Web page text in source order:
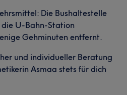
Die Bushaltestelle
U-Bahn-Station
Gehminuten entfernt.
und individueller Beratung
Asmaa stets für dich